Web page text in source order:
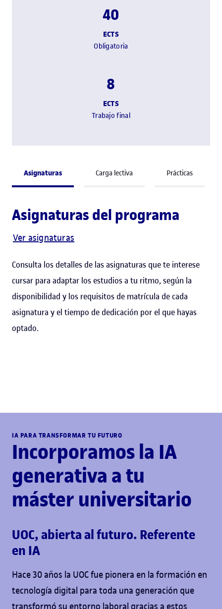
40
ECTS
Obligatoria
8
ECTS
Trabajo final
Asignaturas Carga lectiva Prácticas
Asignaturas del programa
Ver asignaturas
Consulta los detalles de las asignaturas que te interese
cursar para adaptar los estudios a tu ritmo, según la
disponibilidad y los requisitos de matrícula de cada
asignatura y el tiempo de dedicación por el que hayas
optado.
IA PARA TRANSFORMAR TU FUTURO
Incorporamos la IA
generativa a tu
máster universitario
UOC, abierta al futuro. Referente
en IA
Hace 30 años la UOC fue pionera en la formación en
tecnología digital para toda una generación que
transformó su entorno laboral gracias a estos